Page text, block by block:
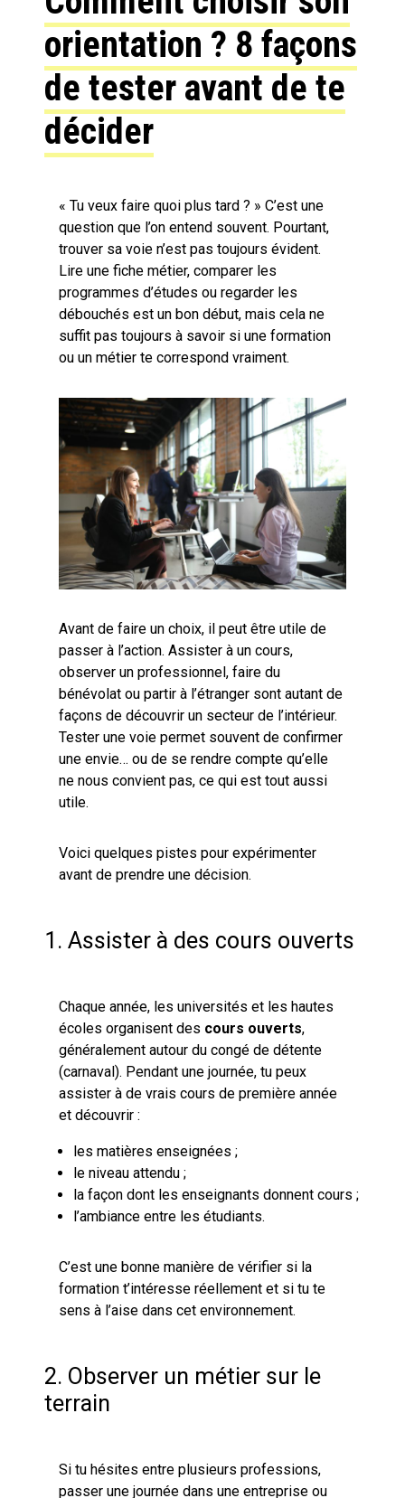
orientation ? 8 façons
de tester avant de te
décider
« Tu veux faire quoi plus tard ? » C’est une
question que l’on entend souvent. Pourtant,
trouver sa voie n’est pas toujours évident.
Lire une fiche métier, comparer les
programmes d’études ou regarder les
débouchés est un bon début, mais cela ne
suffit pas toujours à savoir si une formation
ou un métier te correspond vraiment.
Avant de faire un choix, il peut être utile de
passer à l’action. Assister à un cours,
observer un professionnel, faire du
bénévolat ou partir à l’étranger sont autant de
façons de découvrir un secteur de l’intérieur.
Tester une voie permet souvent de confirmer
une envie… ou de se rendre compte qu’elle
ne nous convient pas, ce qui est tout aussi
utile.
Voici quelques pistes pour expérimenter
avant de prendre une décision.
1. Assister à des cours ouverts
Chaque année, les universités et les hautes
écoles organisent des cours ouverts,
généralement autour du congé de détente
(carnaval). Pendant une journée, tu peux
assister à de vrais cours de première année
et découvrir :
les matières enseignées ;
le niveau attendu ;
la façon dont les enseignants donnent cours ;
l’ambiance entre les étudiants.
C’est une bonne manière de vérifier si la
formation t’intéresse réellement et si tu te
sens à l’aise dans cet environnement.
2. Observer un métier sur le
terrain
Si tu hésites entre plusieurs professions,
passer une journée dans une entreprise ou